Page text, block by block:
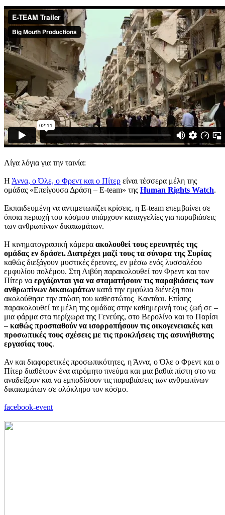
Λίγα λόγια για την ταινία:
Η Άννα, ο Όλε, ο Φρεντ και ο Πίτερ είναι τέσσερα μέλη της
ομάδας «Επείγουσα Δράση – Ε-team» της Human Rights Watch.
Εκπαιδευμένη να αντιμετωπίζει κρίσεις, η Ε-team επεμβαίνει σε
όποια περιοχή του κόσμου υπάρχουν καταγγελίες για παραβιάσεις
των ανθρωπίνων δικαιωμάτων.
Η κινηματογραφική κάμερα ακολουθεί τους ερευνητές της
ομάδας εν δράσει. Διατρέχει μαζί τους τα σύνορα της Συρίας
καθώς διεξάγουν μυστικές έρευνες, εν μέσω ενός λυσσαλέου
εμφυλίου πολέμου. Στη Λιβύη παρακολουθεί τον Φρεντ και τον
Πίτερ να εργάζονται για να σταματήσουν τις παραβιάσεις των
ανθρωπίνων δικαιωμάτων κατά την εμφύλια διένεξη που
ακολούθησε την πτώση του καθεστώτος Καντάφι. Επίσης
παρακολουθεί τα μέλη της ομάδας στην καθημερινή τους ζωή σε –
μια φάρμα στα περίχωρα της Γενεύης, στο Βερολίνο και το Παρίσι
– καθώς προσπαθούν να ισορροπήσουν τις οικογενειακές και
προσωπικές τους σχέσεις με τις προκλήσεις της ασυνήθιστης
εργασίας τους.
Αν και διαφορετικές προσωπικότητες, η Άννα, ο Όλε ο Φρεντ και ο
Πίτερ διαθέτουν ένα ατρόμητο πνεύμα και μια βαθιά πίστη στο να
αναδείξουν και να εμποδίσουν τις παραβιάσεις των ανθρωπίνων
δικαιωμάτων σε ολόκληρο τον κόσμο.
facebook-event